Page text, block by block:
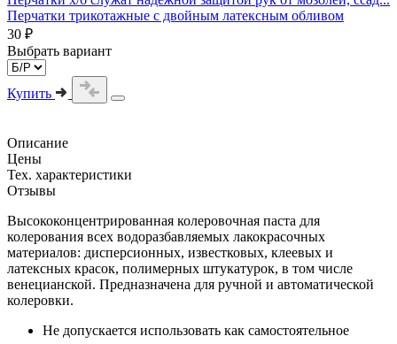
Перчатки трикотажные с двойным латексным обливом
30 ₽
Выбрать вариант
Купить
Описание
Цены
Тех. характеристики
Отзывы
Высококонцентрированная колеровочная паста для
колерования всех водоразбавляемых лакокрасочных
материалов: дисперсионных, известковых, клеевых и
латексных красок, полимерных штукатурок, в том числе
венецианской. Предназначена для ручной и автоматической
колеровки.
Не допускается использовать как самостоятельное